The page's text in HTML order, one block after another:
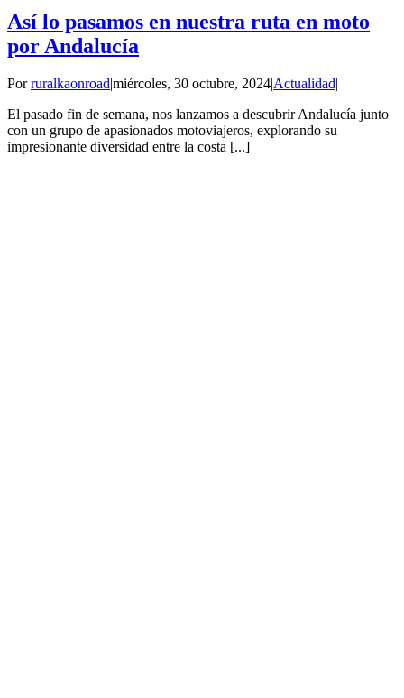
Así lo pasamos en nuestra ruta en moto
por Andalucía
Porruralkaonroad|miércoles, 30 octubre, 2024|Actualidad|
El pasado fin de semana, nos lanzamos a descubrir Andalucía junto
con un grupo de apasionados motoviajeros, explorando su
impresionante diversidad entre la costa [...]